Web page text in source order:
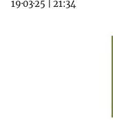
19·03·25
21:34